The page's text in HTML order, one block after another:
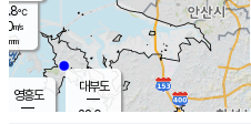
℃
m/s
mm
영흥도
대부도
28.0